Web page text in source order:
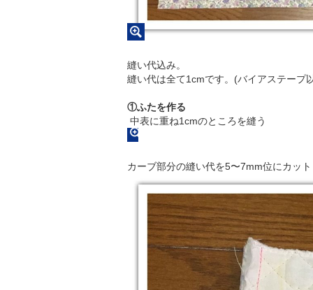
縫い代込み。
縫い代は全て1cmです。(バイアステープ
①ふたを作る
中表に重ね1cmのところを縫う
カーブ部分の縫い代を5〜7mm位にカッ